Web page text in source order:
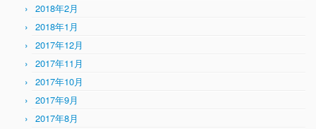
2018年2月
2018年1月
2017年12月
2017年11月
2017年10月
2017年9月
2017年8月